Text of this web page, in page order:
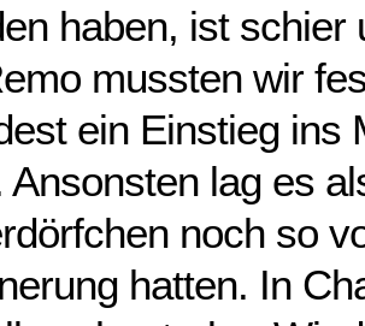
haben, ist schier
mussten wir
ein Einstieg ins
Ansonsten lag es
noch so
hatten. In